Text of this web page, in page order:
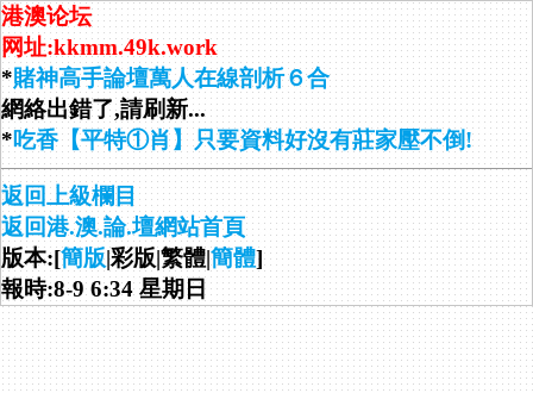
港澳论坛
网址:kkmm.49k.work
*賭神高手論壇萬人在線剖析６合
網絡出錯了,請刷新...
*吃香【平特①肖】只要資料好沒有莊家壓不倒!
返回上級欄目
返回港.澳.論.壇網站首頁
版本:[簡版|彩版|繁體|簡體]
報時:8-9 6:34 星期日